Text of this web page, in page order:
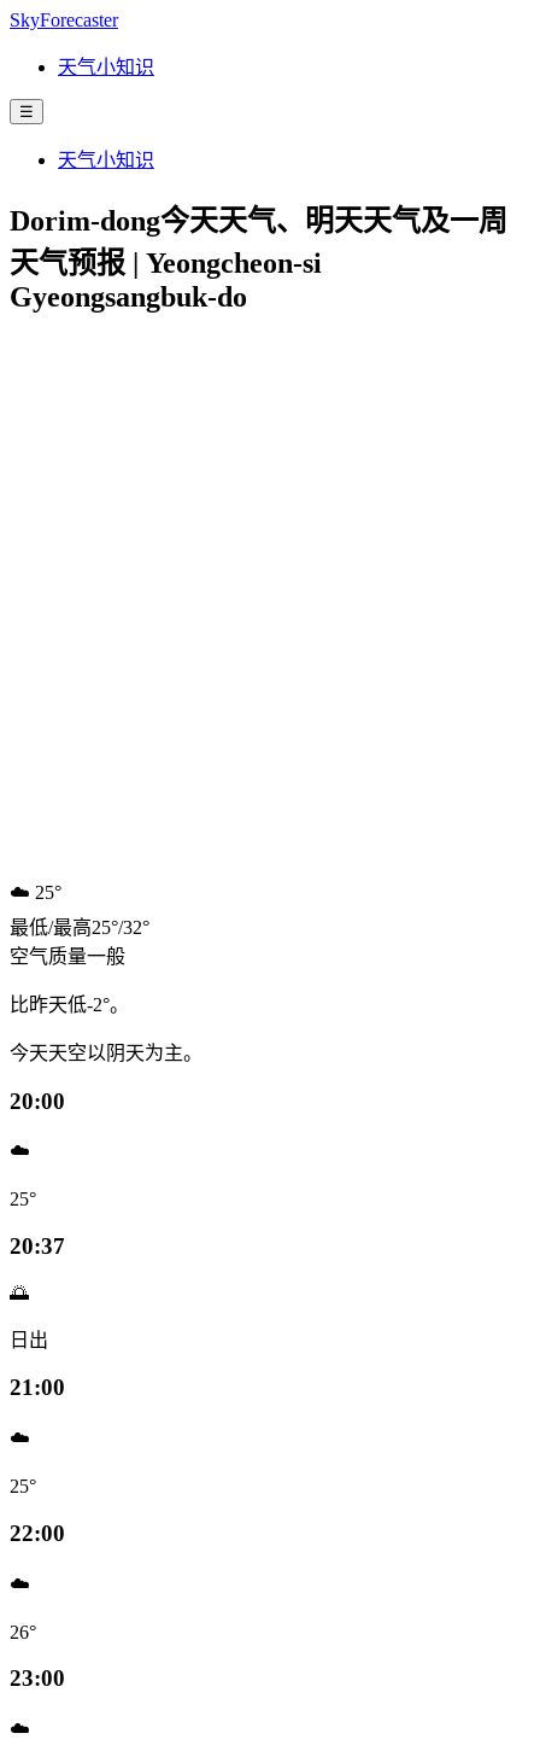
SkyForecaster
天气小知识
☰
天气小知识
Dorim-dong今天天气、明天天气及一周
天气预报 | Yeongcheon-si
Gyeongsangbuk-do
☁️ 25°
最低/最高25°/32°
空气质量一般
比昨天低-2°。
今天天空以阴天为主。
20:00
☁️
25°
20:37
🌅
日出
21:00
☁️
25°
22:00
☁️
26°
23:00
☁️